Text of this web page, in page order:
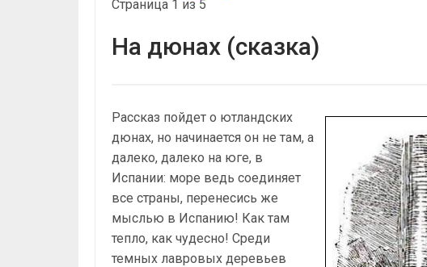
Страница 1 из 5
На дюнах (сказка)
Рассказ пойдет о ютландских
дюнах, но начинается он не там, а
далеко, далеко на юге, в
Испании: море ведь соединяет
все страны, перенесись же
мыслью в Испанию! Как там
тепло, как чудесно! Среди
темных лавровых деревьев